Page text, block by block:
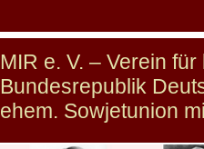
MIR e. V. – Verein
Bundesrepublik
ehem. Sowjetunion